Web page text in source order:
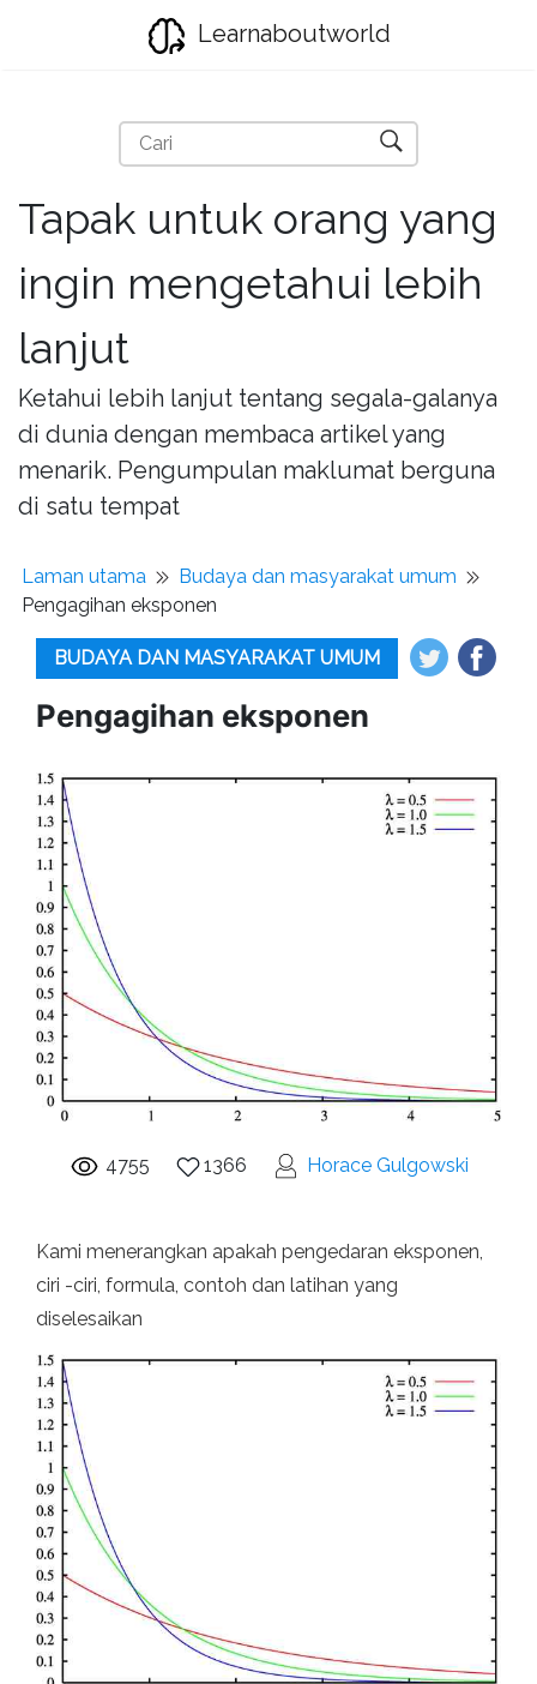
Learnaboutworld
Tapak untuk orang yang
ingin mengetahui lebih
lanjut
Ketahui lebih lanjut tentang segala-galanya
di dunia dengan membaca artikel yang
menarik. Pengumpulan maklumat berguna
di satu tempat
Laman utama
Budaya dan masyarakat umum
Pengagihan eksponen
BUDAYA DAN MASYARAKAT UMUM
Pengagihan eksponen
4755 1366 Horace Gulgowski
Kami menerangkan apakah pengedaran eksponen,
ciri -ciri, formula, contoh dan latihan yang
diselesaikan